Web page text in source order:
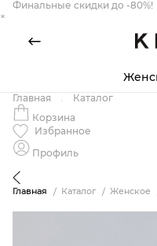
Финальные скидки до -80%!
×
Главная
Каталог
Корзина
Избранное
Профиль
Главная Каталог Женское